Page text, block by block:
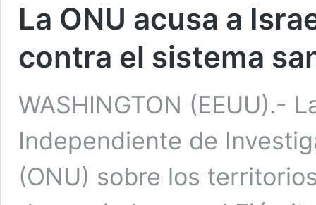
La ONU acusa a
contra el sistema
WASHINGTON (EEUU).-
Independiente de
(ONU) sobre los